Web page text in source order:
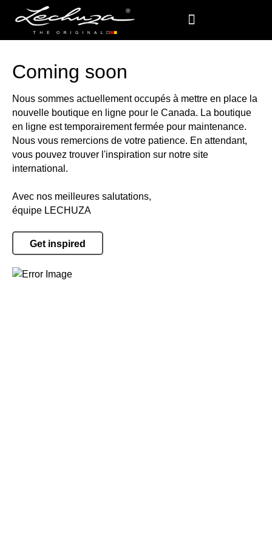
Coming soon
Nous sommes actuellement occupés à mettre en place la
nouvelle boutique en ligne pour le Canada. La boutique
en ligne est temporairement fermée pour maintenance.
Nous vous remercions de votre patience. En attendant,
vous pouvez trouver l'inspiration sur notre site
international.
Avec nos meilleures salutations,
équipe LECHUZA
Get inspired